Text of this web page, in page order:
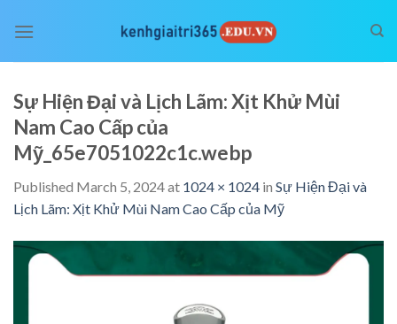
Sự Hiện Đại và Lịch Lãm: Xịt Khử Mùi
Nam Cao Cấp của
Mỹ_65e7051022c1c.webp
Published March 5, 2024at 1024 × 1024 in Sự Hiện Đại và
Lịch Lãm: Xịt Khử Mùi Nam Cao Cấp của Mỹ